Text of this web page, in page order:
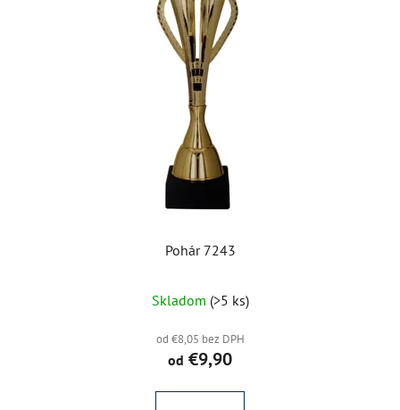
Pohár 7243
Skladom (>5 ks)
od €8,05 bez DPH
od €9,90